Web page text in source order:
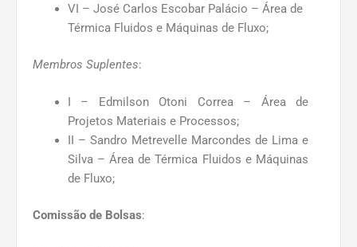
VI – José Carlos Escobar Palácio – Área de
Térmica Fluidos e Máquinas de Fluxo;
Membros Suplentes:
I – Edmilson Otoni Correa – Área de
Projetos Materiais e Processos;
II – Sandro Metrevelle Marcondes de Lima e
Silva – Área de Térmica Fluidos e Máquinas
de Fluxo;
Comissão de Bolsas: